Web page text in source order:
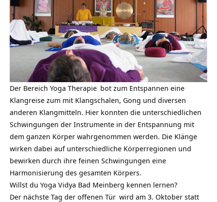
Der Bereich Yoga Therapie bot zum Entspannen eine
Klangreise zum mit Klangschalen, Gong und diversen
anderen Klangmitteln. Hier konnten die unterschiedlichen
Schwingungen der Instrumente in der Entspannung mit
dem ganzen Körper wahrgenommen werden. Die Klänge
wirken dabei auf unterschiedliche Körperregionen und
bewirken durch ihre feinen Schwingungen eine
Harmonisierung des gesamten Körpers.
Willst du Yoga Vidya Bad Meinberg kennen lernen?
Der nächste Tag der offenen Tür wird am 3. Oktober statt